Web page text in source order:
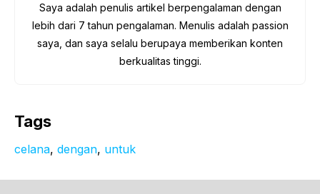
Saya adalah penulis artikel berpengalaman dengan
lebih dari 7 tahun pengalaman. Menulis adalah passion
saya, dan saya selalu berupaya memberikan konten
berkualitas tinggi.
Tags
celana, dengan, untuk